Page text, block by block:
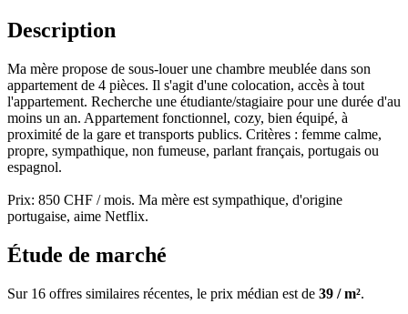
Description
Ma mère propose de sous-louer une chambre meublée dans son
appartement de 4 pièces. Il s'agit d'une colocation, accès à tout
l'appartement. Recherche une étudiante/stagiaire pour une durée d'au
moins un an. Appartement fonctionnel, cozy, bien équipé, à
proximité de la gare et transports publics. Critères : femme calme,
propre, sympathique, non fumeuse, parlant français, portugais ou
espagnol.
Prix: 850 CHF / mois. Ma mère est sympathique, d'origine
portugaise, aime Netflix.
Étude de marché
Sur 16 offres similaires récentes, le prix médian est de 39 / m².